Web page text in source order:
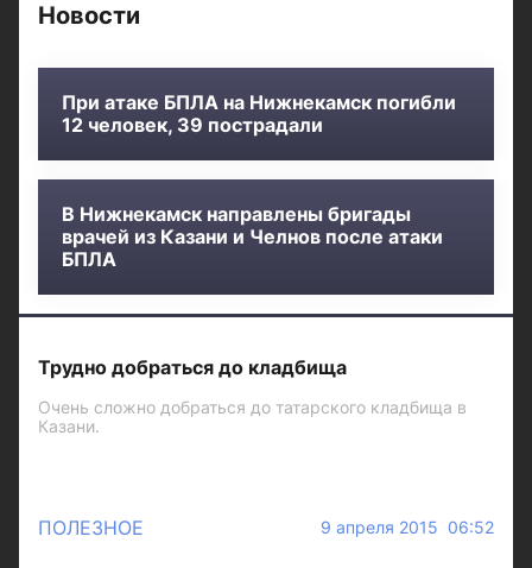
Новости
При атаке БПЛА на Нижнекамск погибли
12 человек, 39 пострадали
В Нижнекамск направлены бригады
врачей из Казани и Челнов после атаки
БПЛА
Трудно добраться до кладбища
Очень сложно добраться до татарского кладбища в
Казани.
ПОЛЕЗНОЕ 9 апреля 2015 06:52